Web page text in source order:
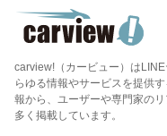
carview!（カービュー）は
らゆる情報やサービスを提供
報から、ユーザーや専門家の
多く掲載しています。